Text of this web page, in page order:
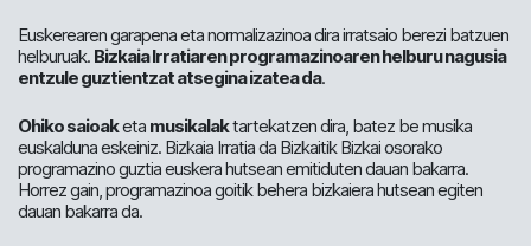
Euskerearen garapena eta normalizazinoa dira irratsaio berezi batzuen
helburuak. Bizkaia Irratiaren programazinoaren helburu nagusia
entzule guztientzat atsegina izatea da.
Ohiko saioaketa musikalaktartekatzen dira, batez be musika
euskalduna eskeiniz. Bizkaia Irratia da Bizkaitik Bizkai osorako
programazino guztia euskera hutsean emitiduten dauan bakarra.
Horrez gain, programazinoa goitik behera bizkaiera hutsean egiten
dauan bakarra da.